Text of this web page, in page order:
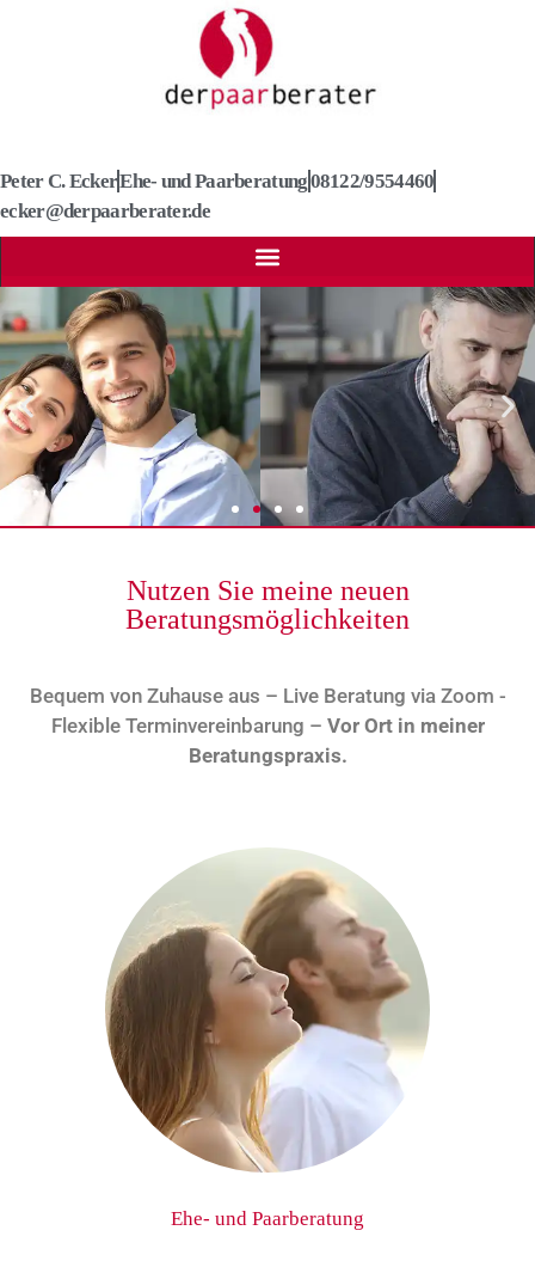
Peter C. EckerEhe- und Paarberatung08122/9554460
ecker@derpaarberater.de
Gehen oder bleiben?
Nutzen Sie meine neuen
Beratungsmöglichkeiten
Bequem von Zuhause aus – Live Beratung via Zoom -​
Flexible Terminvereinbarung – Vor Ort in meiner
Beratungspraxis.
Ehe- und Paarberatung